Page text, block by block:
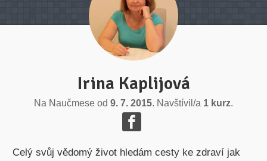
Irina Kaplijová
Na Naučmese od 9. 7. 2015. Navštívil/a 1 kurz.
Celý svůj vědomý život hledám cesty ke zdraví jak